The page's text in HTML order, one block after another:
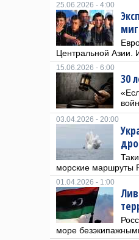
25.06.2026 - 4:00
Центральной Азии.
15.06.2026 - 6:00
30
03.04.2026 - 20:00
морские маршруты
01.04.2026 - 1:00
море